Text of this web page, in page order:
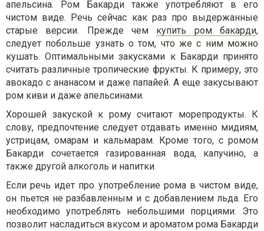
апельсина. Ром Бакарди также употребляют в его
чистом виде. Речь сейчас как раз про выдержанные
старые версии. Прежде чем
купить ром бакарди,
следует побольше узнать о том, что же с ним можно
кушать. Оптимальными закусками к Бакарди принято
считать различные тропические фрукты. К примеру, это
авокадо с ананасом и даже папайей. А еще закусывают
ром киви и даже апельсинами.
Хорошей закуской к рому считают морепродукты. К
слову, предпочтение следует отдавать именно мидиям,
устрицам, омарам и кальмарам. Кроме того, с ромом
Бакарди сочетается газированная вода, капучино, а
также другой алкоголь и напитки.
Если речь идет про употребление рома в чистом виде,
он пьется не разбавленным и с добавлением льда. Его
необходимо употреблять небольшими порциями. Это
позволит насладиться вкусом и ароматом рома Бакарди